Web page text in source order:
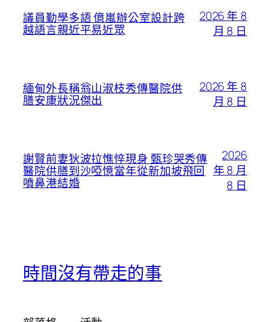
議員勤學多語 億嵐辦公室設計跨
越語言親近平易近眾
2026 年 8
月 8 日
緬甸外長稱翁山淑枝秀傳醫院供
膳安康狀況傑出
2026 年 8
月 8 日
謝賢前妻狄波拉憔悴現身 甄珍哭秀傳
醫院供膳到沙啞憶當年從新加坡飛回
噴鼻港結婚
2026
年 8 月
8 日
時間沒有帶走的事